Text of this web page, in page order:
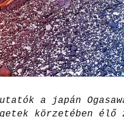
a japán
körzetében élő